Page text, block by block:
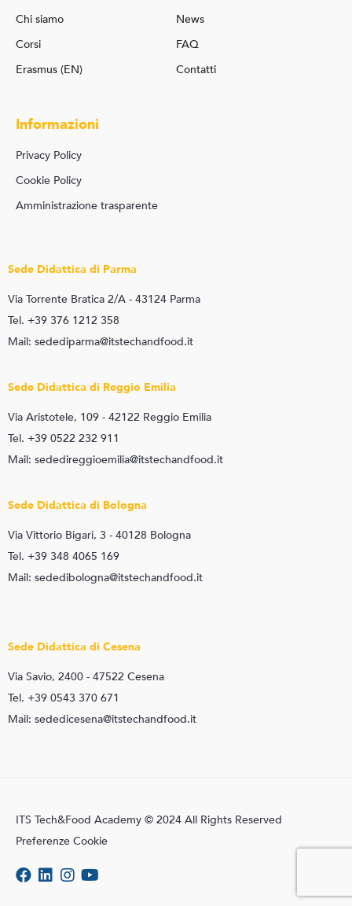
Chi siamo
Corsi
Erasmus (EN)
News
FAQ
Contatti
Informazioni
Privacy Policy
Cookie Policy
Amministrazione trasparente
Sede Didattica di Parma
Via Torrente Bratica 2/A - 43124 Parma
Tel. +39 376 1212 358
Mail: sedediparma@itstechandfood.it
Sede Didattica di Reggio Emilia
Via Aristotele, 109 - 42122 Reggio Emilia
Tel. +39 0522 232 911
Mail: sededireggioemilia@itstechandfood.it
Sede Didattica di Bologna
Via Vittorio Bigari, 3 - 40128 Bologna
Tel. +39 348 4065 169
Mail: sededibologna@itstechandfood.it
Sede Didattica di Cesena
Via Savio, 2400 - 47522 Cesena
Tel. +39 0543 370 671
Mail: sededicesena@itstechandfood.it
ITS Tech&Food Academy © 2024 All Rights Reserved
Preferenze Cookie